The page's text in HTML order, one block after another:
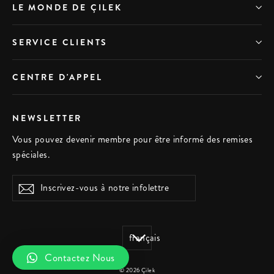
Contactez Nous
LE MONDE DE ÇILEK
SERVICE CLIENTS
CENTRE D'APPEL
NEWSLETTER
Vous pouvez devenir membre pour être informé des remises
spéciales.
vous
S'inscrire
Langue
français
© 2026 Çilek